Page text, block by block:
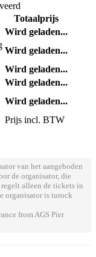
Totaalprijs
Wird geladen...
Wird geladen...
Wird geladen...
Wird geladen...
Wird geladen...
Prijs incl. BTW
van het aangeboden
de organisator, die
alleen de tickets in
organisator is turock
from AGS Pier